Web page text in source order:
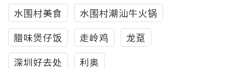
水围村美食
水围村潮汕牛火锅
腊味煲仔饭
走岭鸡
龙趸
深圳好去处
利奥